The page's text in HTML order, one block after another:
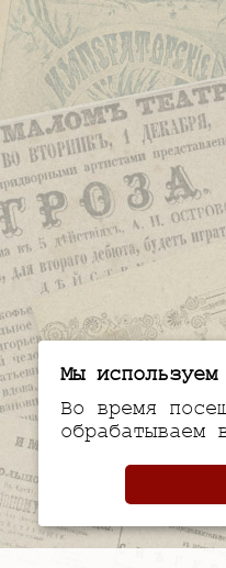
Мы
Во время
обрабатываем